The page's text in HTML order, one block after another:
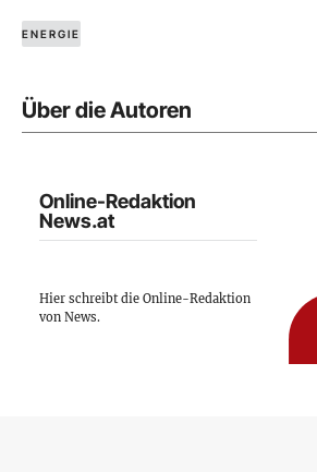
ENERGIE
Über die Autoren
Online-Redaktion
News.at
Hier schreibt die Online-Redaktion
von News.